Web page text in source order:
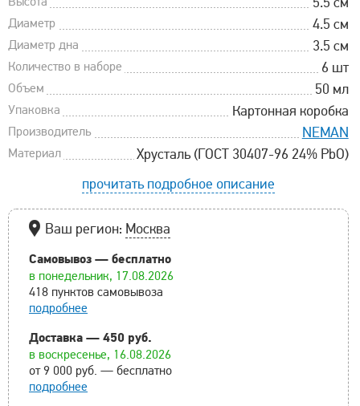
Диаметр 4.5 см
Диаметр дна 3.5 см
Количество в наборе 6 шт
Объем 50 мл
Упаковка Картонная коробка
Производитель NEMAN
Материал
Хрусталь (ГОСТ 30407-96 24% PbO)
прочитать подробное описание
Ваш регион: Москва
Самовывоз — бесплатно
в понедельник, 17.08.2026
418 пунктов самовывоза
подробнее
Доставка — 450 руб.
в воскресенье, 16.08.2026
от 9 000 руб. — бесплатно
подробнее